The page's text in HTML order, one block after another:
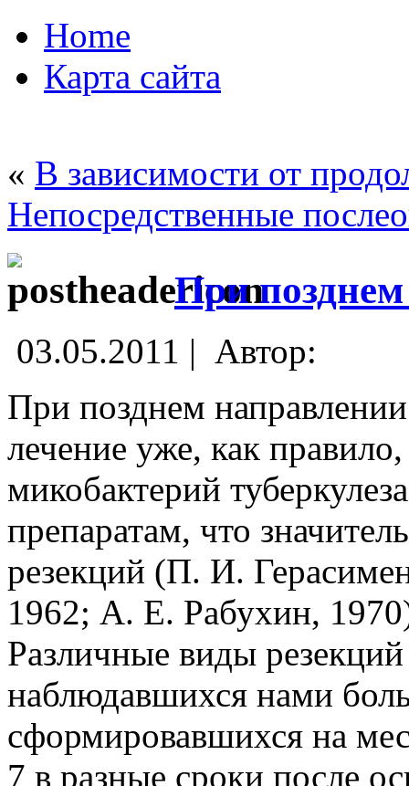
Home
Карта сайта
« В зависимости от
Непосредственные
При
03.05.2011 | Автор:
При позднем
лечение уже, как
микобактерий
препаратам, что
резекций (П. И.
1962; А. Е. Рабухин,
Различные виды
наблюдавшихся нами
сформировавшихся на
7 в разные сроки после